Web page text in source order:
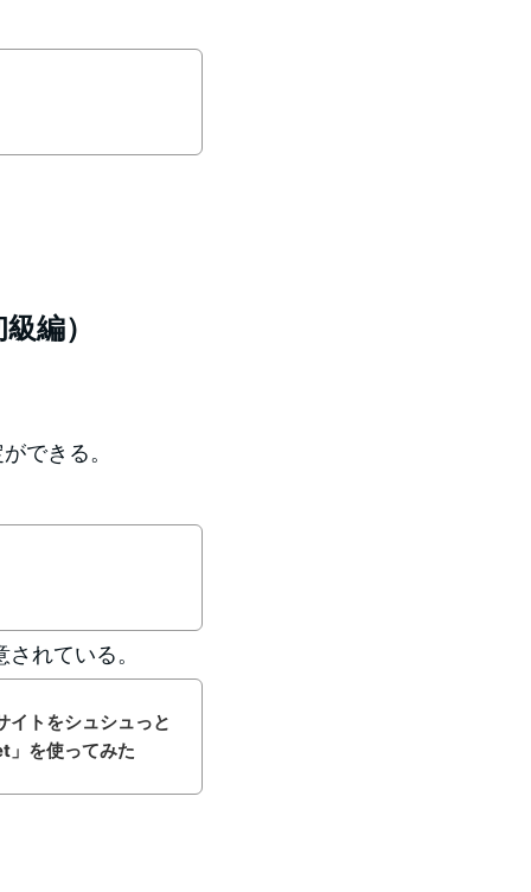
編）
できる。
れている。
トをシュシュっと
を使ってみた